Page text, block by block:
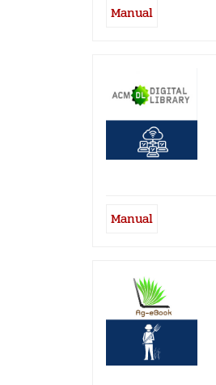
Manual
Manual